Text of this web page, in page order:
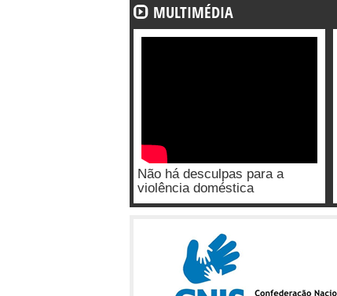
MULTIMÉDIA
Não há desculpas para a
violência doméstica